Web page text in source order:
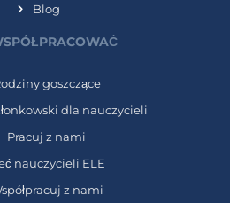
Blog
goszczące
dla nauczycieli
Pracuj z nami
nauczycieli ELE
z nami